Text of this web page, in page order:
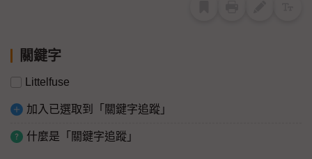
關鍵字
Littelfuse
加入已選取到「關鍵字追蹤」
什麼是「關鍵字追蹤」